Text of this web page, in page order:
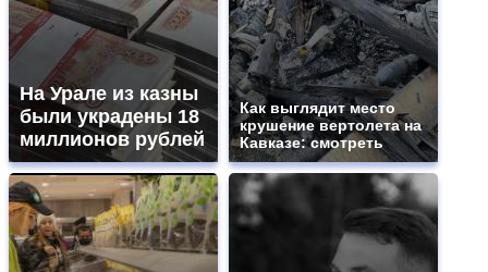
На Урале из казны
были украдены 18
миллионов рублей
Как выглядит место
крушение вертолета на
Кавказе: смотреть